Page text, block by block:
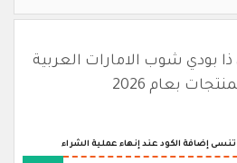
ذا بودي شوب الامارات العربية
بعام 2026
تنسى إضافة الكود عند إنهاء عملية الشراء